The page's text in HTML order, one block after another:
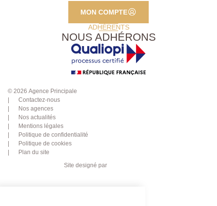
MON COMPTE
ADHÉRENTS
NOUS ADHÉRONS
© 2026 Agence Principale
Contactez-nous
Nos agences
Nos actualités
Mentions légales
Politique de confidentialité
Politique de cookies
Plan du site
Site designé par